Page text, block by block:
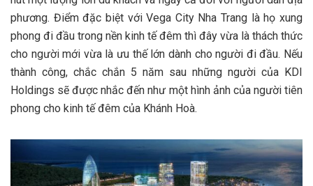
phương. Điểm đặc biệt với Vega City Nha Trang là họ xung
phong đi đầu trong nền kinh tế đêm thì đây vừa là thách thức
cho người mới vừa là ưu thế lớn dành cho người đi đầu. Nếu
thành công, chắc chắn 5 năm sau những người của KDI
Holdings sẽ được nhắc đến như một hình ảnh của người tiên
phong cho kinh tế đêm của Khánh Hoà.